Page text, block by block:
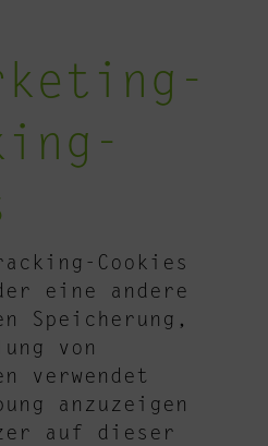
Cookies
eine andere
Speicherung,
von
verwendet
anzuzeigen
auf dieser